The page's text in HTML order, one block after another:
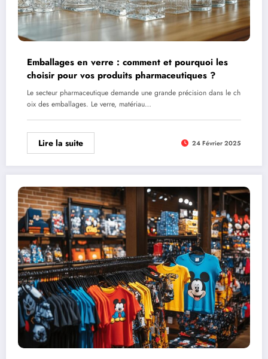
Emballages en verre : comment et pourquoi les
choisir pour vos produits pharmaceutiques ?
Le secteur pharmaceutique demande une grande précision dans le ch
oix des emballages. Le verre, matériau…
Lire la suite 24 Février 2025